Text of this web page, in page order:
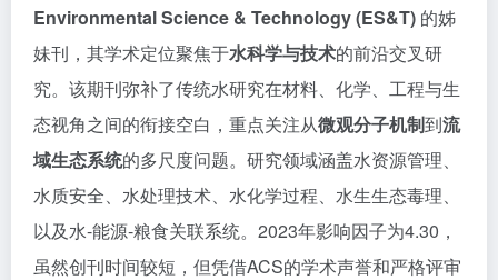
Environmental Science & Technology (ES&T) 的姊
妹刊，其学术定位聚焦于水科学与技术的前沿交叉研
究。该期刊弥补了传统水研究在材料、化学、工程与生
态视角之间的衔接空白，重点关注从微观分子机制到流
域生态系统的多尺度问题。研究领域涵盖水资源管理、
水质安全、水处理技术、水化学过程、水生生态毒理、
以及水-能源-粮食关联系统。2023年影响因子为4.30，
虽然创刊时间较短，但凭借ACS的学术声誉和严格评审